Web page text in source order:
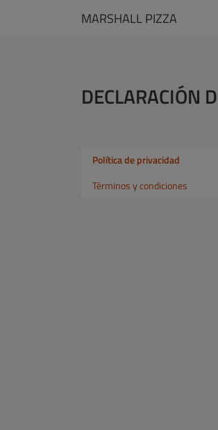
MARSHALL PIZZA
DECLARACIÓN
Política de privacidad
Términos y condiciones